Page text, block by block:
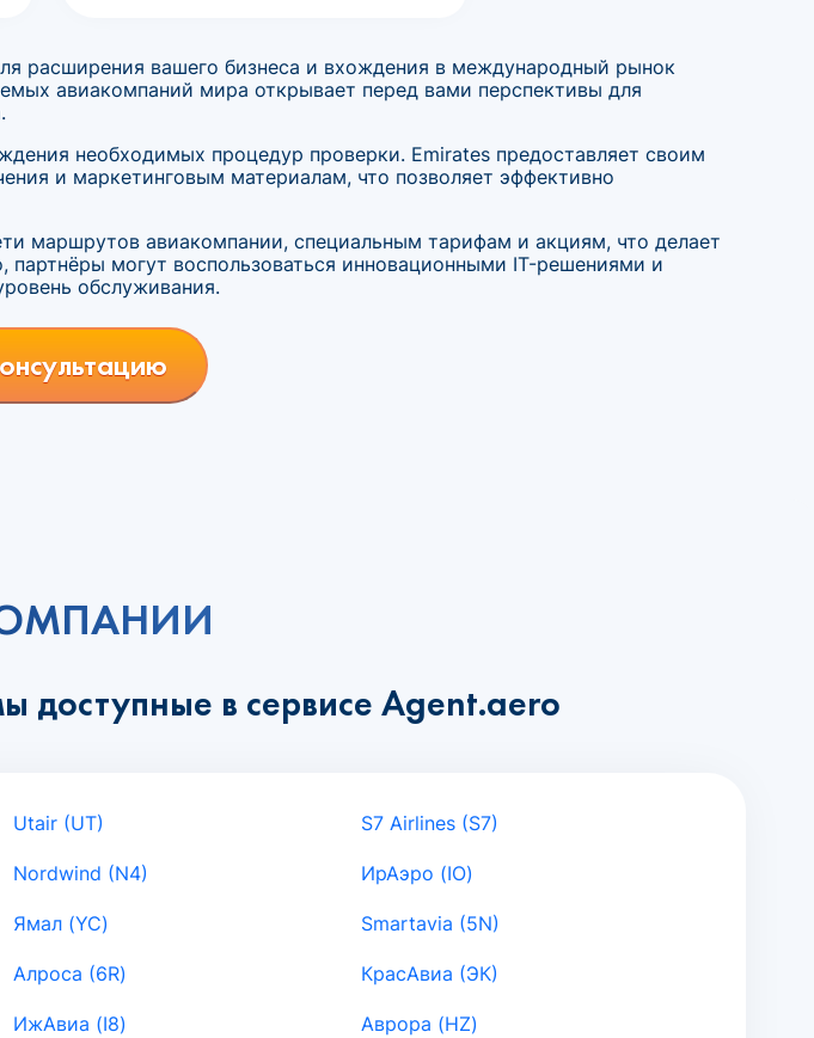
расширения вашего бизнеса и вхождения в международный рынок
авиакомпаний мира открывает перед вами перспективы для
необходимых процедур проверки. Emirates предоставляет своим
и маркетинговым материалам, что позволяет эффективно
маршрутов авиакомпании, специальным тарифам и акциям, что делает
могут воспользоваться инновационными IT-решениями и
обслуживания.
доступные в сервисе Agent.aero
Utair (UT) S7 Airlines (S7)
Nordwind (N4) ИрАэро (IO)
Ямал (YC) Smartavia (5N)
Алроса (6R) КрасАвиа (ЭК)
ИжАвиа (I8) Аврора (HZ)